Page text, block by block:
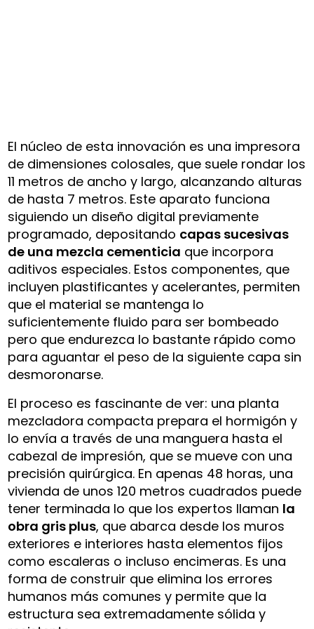
El núcleo de esta innovación es una impresora
de dimensiones colosales, que suele rondar los
11 metros de ancho y largo, alcanzando alturas
de hasta 7 metros. Este aparato funciona
siguiendo un diseño digital previamente
programado, depositando capas sucesivas
de una mezcla cementicia que incorpora
aditivos especiales. Estos componentes, que
incluyen plastificantes y acelerantes, permiten
que el material se mantenga lo
suficientemente fluido para ser bombeado
pero que endurezca lo bastante rápido como
para aguantar el peso de la siguiente capa sin
desmoronarse.
El proceso es fascinante de ver: una planta
mezcladora compacta prepara el hormigón y
lo envía a través de una manguera hasta el
cabezal de impresión, que se mueve con una
precisión quirúrgica. En apenas 48 horas, una
vivienda de unos 120 metros cuadrados puede
tener terminada lo que los expertos llaman la
obra gris plus, que abarca desde los muros
exteriores e interiores hasta elementos fijos
como escaleras o incluso encimeras. Es una
forma de construir que elimina los errores
humanos más comunes y permite que la
estructura sea extremadamente sólida y